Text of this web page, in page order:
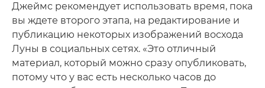
Джеймс рекомендует использовать время, пока
вы ждете второго этапа, на редактирование и
публикацию некоторых изображений восхода
Луны в социальных сетях. «Это отличный
материал, который можно сразу опубликовать,
потому что у вас есть несколько часов до